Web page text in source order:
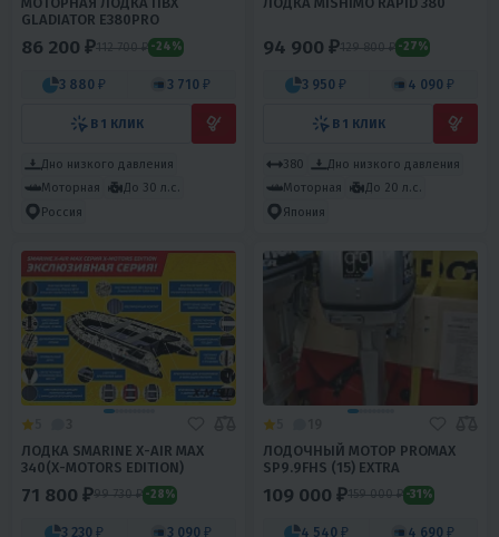
GLADIATOR E380PRO
86 200 ₽112 700 ₽ -24%
3 880 ₽ 3 710 ₽
В 1 КЛИК
Дно низкого давления
Моторная
До 30 л.с.
Россия
94 900 ₽129 800 ₽ -27%
3 950 ₽ 4 090 ₽
В 1 КЛИК
380
Дно низкого давления
Моторная
До 20 л.с.
Япония
ЛОДКА SMARINE X-AIR MAX
340(X-MOTORS EDITION)
71 800 ₽99 730 ₽ -28%
3 230 ₽ 3 090 ₽
ЛОДОЧНЫЙ МОТОР PROMAX
SP9.9FHS (15) EXTRA
109 000 ₽159 000 ₽ -31%
4 540 ₽ 4 690 ₽